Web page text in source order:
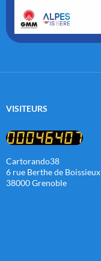
VISITEURS
Cartorando38
6 rue Berthe de Boissieux
38000 Grenoble